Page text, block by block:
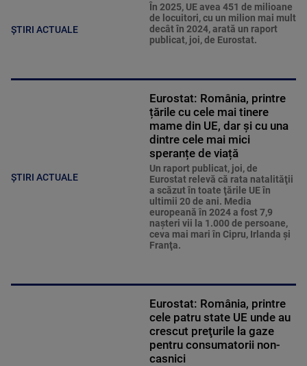
ȘTIRI ACTUALE
În 2025, UE avea 451 de milioane
de locuitori, cu un milion mai mult
decât în ​​2024, arată un raport
publicat, joi, de Eurostat.
ȘTIRI ACTUALE
Eurostat: România, printre
țările cu cele mai tinere
mame din UE, dar și cu una
dintre cele mai mici
speranțe de viață
Un raport publicat, joi, de
Eurostat relevă că rata natalităţii
a scăzut în toate ţările UE în
ultimii 20 de ani. Media
europeană în 2024 a fost 7,9
naşteri vii la 1.000 de persoane,
ceva mai mari în Cipru, Irlanda şi
Franţa.
Eurostat: România, printre
cele patru state UE unde au
crescut preţurile la gaze
pentru consumatorii non-
casnici